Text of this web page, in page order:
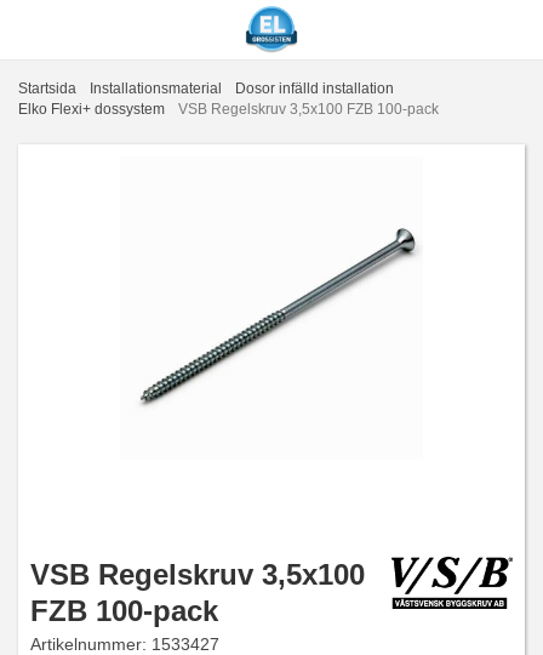
Startsida Installationsmaterial
Dosor infälld installation
Elko Flexi+ dossystem
VSB Regelskruv 3,5x100 FZB 100-pack
VSB Regelskruv 3,5x100
FZB 100-pack
Artikelnummer: 1533427